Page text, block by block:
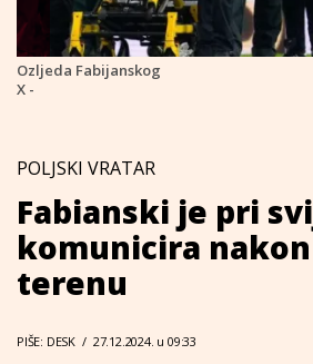
Ozljeda Fabijanskog
X -
POLJSKI VRATAR
Fabianski je pri
komunicira
terenu
PIŠE: DESK / 27.12.2024. u 09:33